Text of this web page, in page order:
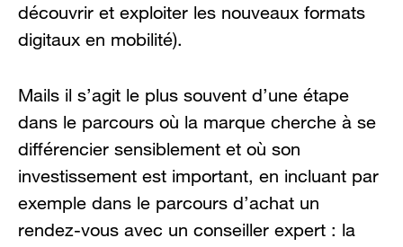
découvrir et exploiter les nouveaux formats
digitaux en mobilité).
Mails il s’agit le plus souvent d’une étape
dans le parcours où la marque cherche à se
différencier sensiblement et où son
investissement est important, en incluant par
exemple dans le parcours d’achat un
rendez-vous avec un conseiller expert : la